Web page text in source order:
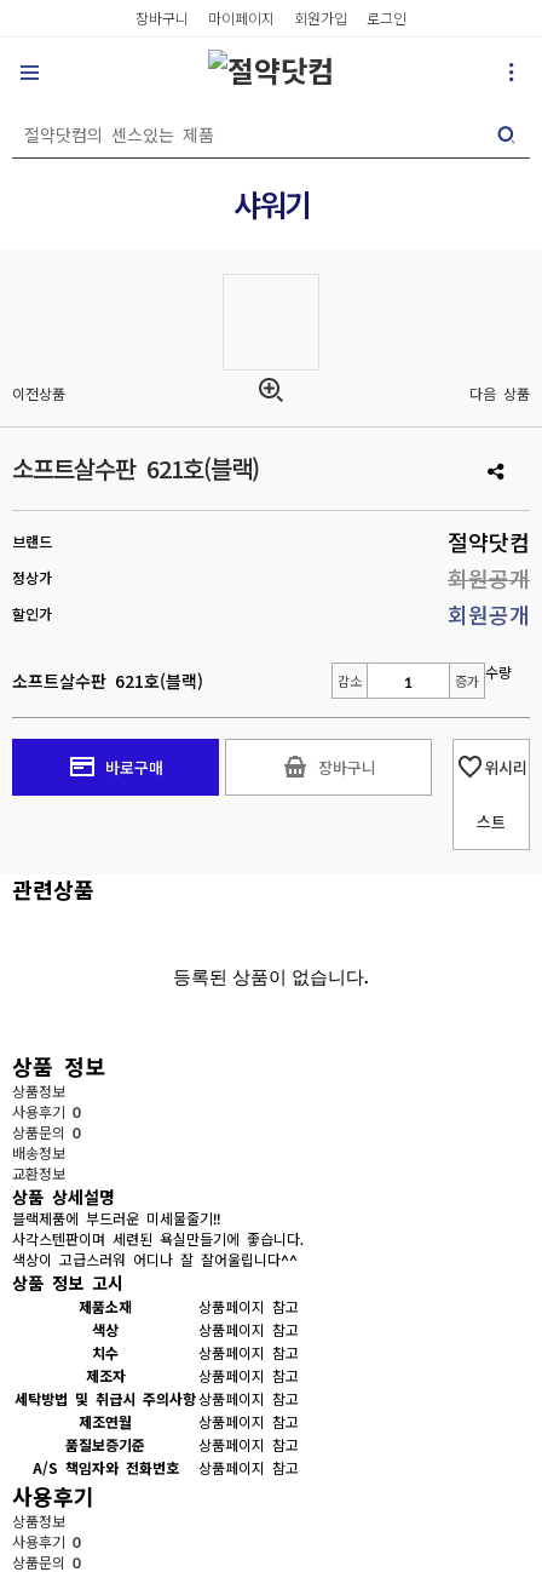
장바구니 마이페이지 회원가입 로그인
샤워기
이전상품 다음 상품
소프트살수판 621호(블랙)
브랜드 절약닷컴
정상가 회원공개
할인가 회원공개
소프트살수판 621호(블랙) 수량
감소 증가
바로구매 장바구니 위시리
스트
관련상품
등록된 상품이 없습니다.
상품 정보
상품정보
사용후기 0
상품문의 0
배송정보
교환정보
상품 상세설명
블랙제품에 부드러운 미세물줄기!!
사각스텐판이며 세련된 욕실만들기에 좋습니다.
색상이 고급스러워 어디나 잘 잘어울립니다^^
상품 정보 고시
제품소재
상품페이지 참고
색상
상품페이지 참고
치수
상품페이지 참고
제조자
상품페이지 참고
세탁방법 및 취급시 주의사항상품페이지 참고
제조연월
상품페이지 참고
품질보증기준
상품페이지 참고
A/S 책임자와 전화번호
상품페이지 참고
사용후기
상품정보
사용후기 0
상품문의 0